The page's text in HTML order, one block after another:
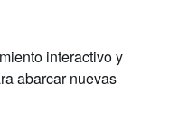
interactivoy
abarcar nuevas